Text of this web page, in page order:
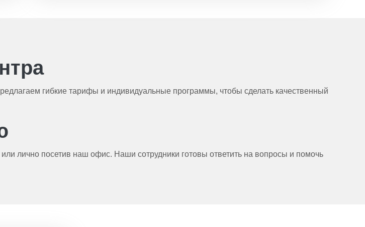
гибкие тарифы и индивидуальные программы, чтобы сделать качественный
лично посетив наш офис. Наши сотрудники готовы ответить на вопросы и помочь